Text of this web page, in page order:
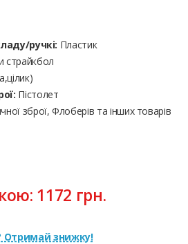
ручкі: Пластик
страйкбол
Пістолет
зброї, Флоберів та інших товарів
1172 грн.
знижку!